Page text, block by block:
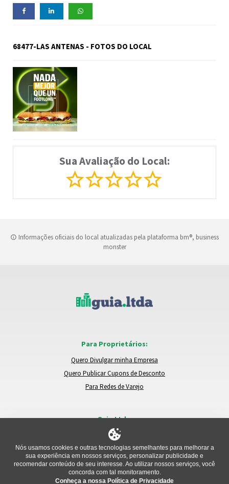
68477-LAS ANTENAS - FOTOS DO LOCAL
Sua Avaliação do Local:
Informações oficiais do local atualizadas pela plataforma bm®, business
monster
Para Proprietários:
Quero Divulgar minha Empresa
Quero Publicar Cupons de Desconto
Para Redes de Varejo
Guia.Ltda:
Locais e Empresas
Trocar de Região
Relatar um Problema
Nós usamos cookies e outras tecnologias semelhantes para melhorar a
sua experiência em nossos serviços, personalizar publicidade e
recomendar conteúdo de seu interesse. Ao utilizar nossos serviços, você
concorda com tal monitoramento.
Conheça a nossa Política de Privacidade